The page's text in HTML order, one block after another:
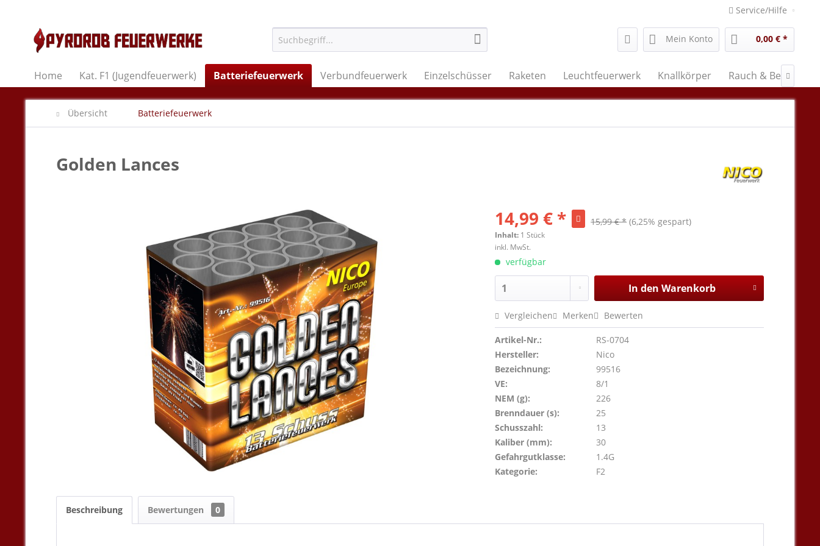
Service/Hilfe
Mein Konto 0,00 € *
Home Kat. F1 (Jugendfeuerwerk) Batteriefeuerwerk Verbundfeuerwerk Einzelschüsser Raketen Leuchtfeuerwerk Knallkörper Rauch & Bengal

Übersicht Batteriefeuerwerk
Golden Lances
14,99 € * 15,99 € * (6,25% gespart)
Inhalt: 1 Stück
inkl. MwSt.
verfügbar
In den Warenkorb
Vergleichen Merken Bewerten
Artikel-Nr.:
RS-0704
Hersteller:
Nico
Bezeichnung:
99516
VE:
8/1
NEM (g):
226
Brenndauer (s):
25
Schusszahl:
13
Kaliber (mm):
30
Gefahrgutklasse:
1.4G
Kategorie:
F2
Beschreibung Bewertungen 0